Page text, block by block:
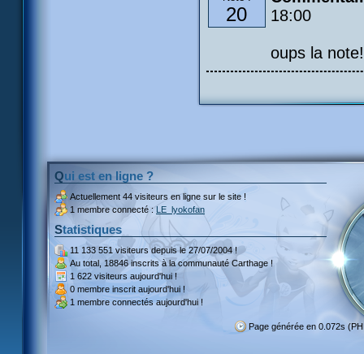
20
18:00
oups la note!
Qui est en ligne ?
Actuellement 44 visiteurs en ligne sur le site !
1 membre connecté : LE_lyokofan
Statistiques
11 133 551 visiteursdepuis le 27/07/2004 !
Au total, 18846 inscritsà la communauté Carthage !
1 622 visiteurs aujourd'hui !
0 membre inscrit aujourd'hui !
1 membre connectés aujourd'hui !
Page générée en 0.072s